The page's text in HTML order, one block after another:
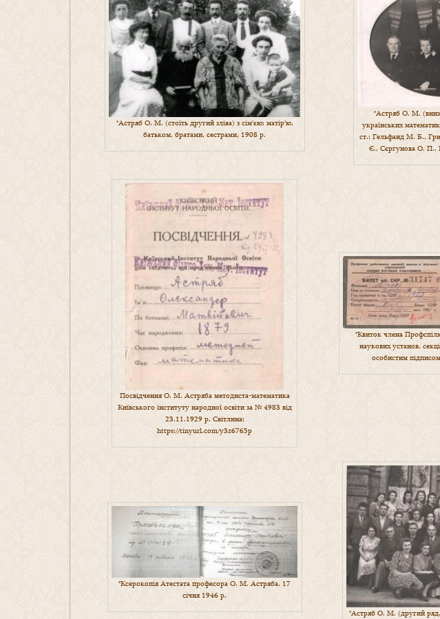
*Астряб О. М. (стоїть другий зліва) з сім’єю: матір’ю,
батьком, братами, сестрами, 1908 р.
*Астряб О. М.
українських
ст.: Гельфанд М. Б.,
Є., Сєргунова О. П.,
Посвідчення О. М. Астряба методиста-математика
Київського інституту народної освіти за № 4983 від
23.11.1929 р. Світлина:
https://tinyurl.com/y3z6765p
*Квиток члена
наукових установ,
особистим
*Ксерокопія Атестата професора О. М. Астряба. 17
січня 1946 р.
*Астряб О. М. (другий ряд,